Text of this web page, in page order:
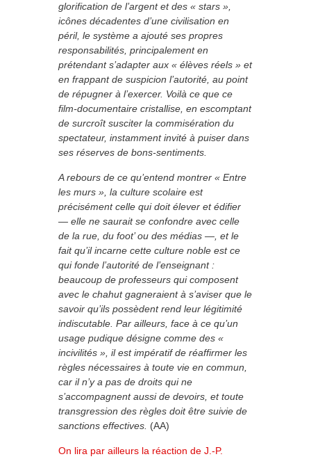
glorification de l’argent et des « stars »,
icônes décadentes d’une civilisation en
péril, le système a ajouté ses propres
responsabilités, principalement en
prétendant s’adapter aux « élèves réels » et
en frappant de suspicion l’autorité, au point
de répugner à l’exercer. Voilà ce que ce
film-documentaire cristallise, en escomptant
de surcroît susciter la commisération du
spectateur, instamment invité à puiser dans
ses réserves de bons-sentiments.
A rebours de ce qu’entend montrer « Entre
les murs », la culture scolaire est
précisément celle qui doit élever et édifier
― elle ne saurait se confondre avec celle
de la rue, du foot’ ou des médias ―, et le
fait qu’il incarne cette culture noble est ce
qui fonde l’autorité de l’enseignant :
beaucoup de professeurs qui composent
avec le chahut gagneraient à s’aviser que le
savoir qu’ils possèdent rend leur légitimité
indiscutable. Par ailleurs, face à ce qu’un
usage pudique désigne comme des «
incivilités », il est impératif de réaffirmer les
règles nécessaires à toute vie en commun,
car il n’y a pas de droits qui ne
s’accompagnent aussi de devoirs, et toute
transgression des règles doit être suivie de
sanctions effectives. (AA)
On lira par ailleurs la réaction de J.-P.